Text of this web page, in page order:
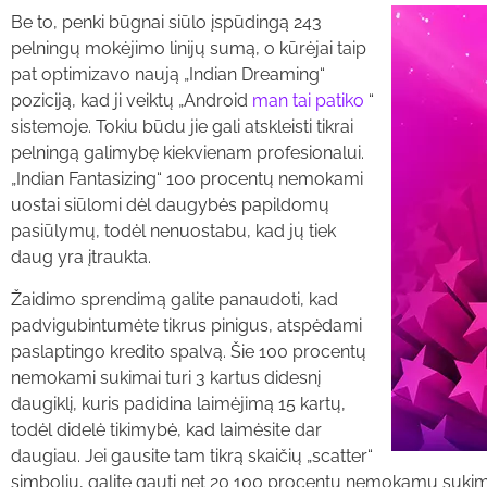
Be to, penki būgnai siūlo įspūdingą 243
pelningų mokėjimo linijų sumą, o kūrėjai taip
pat optimizavo naują „Indian Dreaming“
poziciją, kad ji veiktų „Android man tai patiko “
sistemoje. Tokiu būdu jie gali atskleisti tikrai
pelningą galimybę kiekvienam profesionalui.
„Indian Fantasizing“ 100 procentų nemokami
uostai siūlomi dėl daugybės papildomų
pasiūlymų, todėl nenuostabu, kad jų tiek
daug yra įtraukta.
Žaidimo sprendimą galite panaudoti, kad
padvigubintumėte tikrus pinigus, atspėdami
paslaptingo kredito spalvą. Šie 100 procentų
nemokami sukimai turi 3 kartus didesnį
daugiklį, kuris padidina laimėjimą 15 kartų,
todėl didelė tikimybė, kad laimėsite dar
daugiau. Jei gausite tam tikrą skaičių „scatter“
simbolių, galite gauti net 20 100 procentų nemokamų